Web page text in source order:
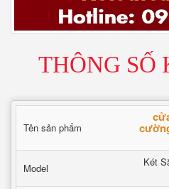
THÔNG SỐ
Tên sản phẩm
Model
Két